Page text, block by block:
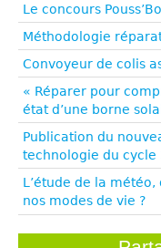
Le concours
Méthodologie
Convoyeur de colis
« Réparer pour
état d’une borne
Publication du
technologie du cycle
L’étude de la
nos modes de vie ?